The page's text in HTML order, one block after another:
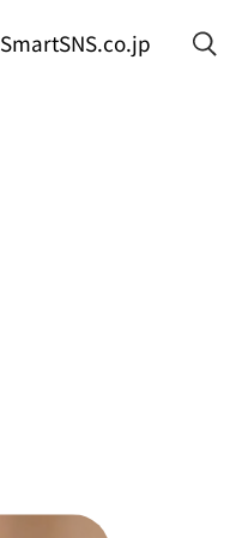
SmartSNS.co.jp